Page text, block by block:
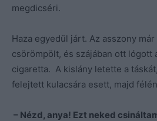
megdicséri.
Haza egyedül járt. Az asszony
csörömpölt, és szájában ott lógott
cigaretta. A kislány letette a
felejtett kulacsára esett, majd
– Nézd, anya! Ezt neked